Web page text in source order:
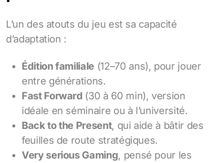
L’un des atouts du jeu est sa capacité
d’adaptation :
Édition familiale (12–70 ans), pour jouer
entre générations.
Fast Forward (30 à 60 min), version
idéale en séminaire ou à l’université.
Back to the Present, qui aide à bâtir des
feuilles de route stratégiques.
Very serious Gaming, pensé pour les